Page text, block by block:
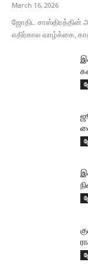
March 16, 2026
ஜோதிட சாஸ்திரத்தின்
எதிர்கால வாழ்க்கை,